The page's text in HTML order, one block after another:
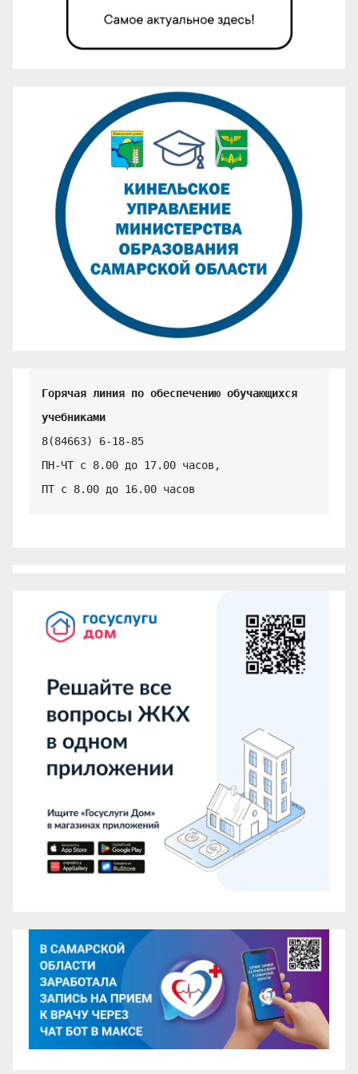
Горячая линия по обеспечению обучающихся
учебниками
8(84663) 6-18-85
ПН-ЧТ с 8.00 до 17.00 часов,
ПТ с 8.00 до 16.00 часов